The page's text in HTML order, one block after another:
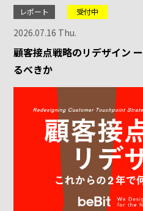
レポート 受付中
2026.07.16 Thu.
顧客接点戦略のリデザイン
るべきか